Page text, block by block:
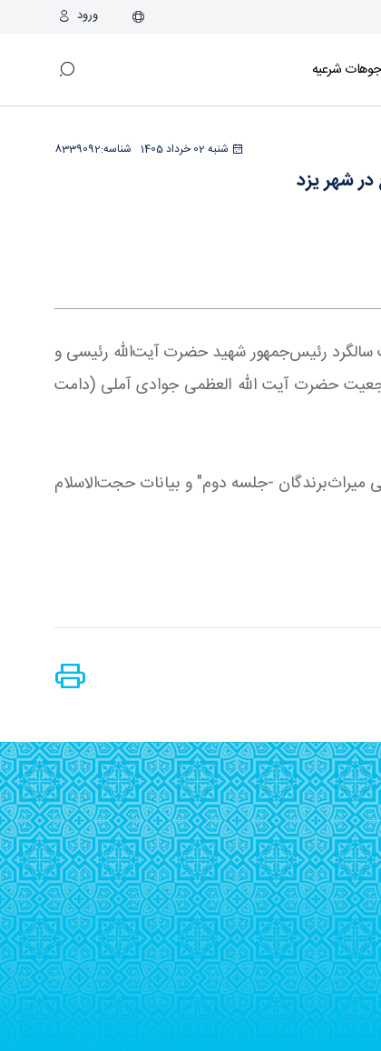
ورود
شرعیه
شنبه 02 خرداد 1405 8339092شناسه:
شهر یزد
سالگرد رئيس‌جمهور شهید حضرت آیت‌الله رئیسی و
حضرت آیت الله العظمی جوادی آملی (دامت
میراث‌برندگان -جلسه دوم" و بیانات حجت‌الاسلام